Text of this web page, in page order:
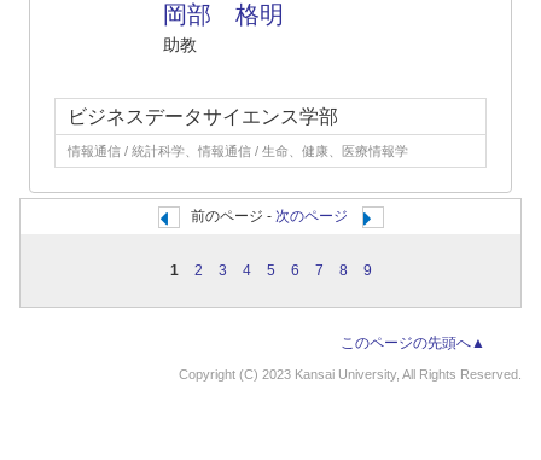
岡部 格明
助教
ビジネスデータサイエンス学部
情報通信 / 統計科学、情報通信 / 生命、健康、医療情報学
前のページ - 次のページ
1 2 3 4 5 6 7 8 9
このページの先頭へ▲
Copyright (C) 2023 Kansai University, All Rights Reserved.